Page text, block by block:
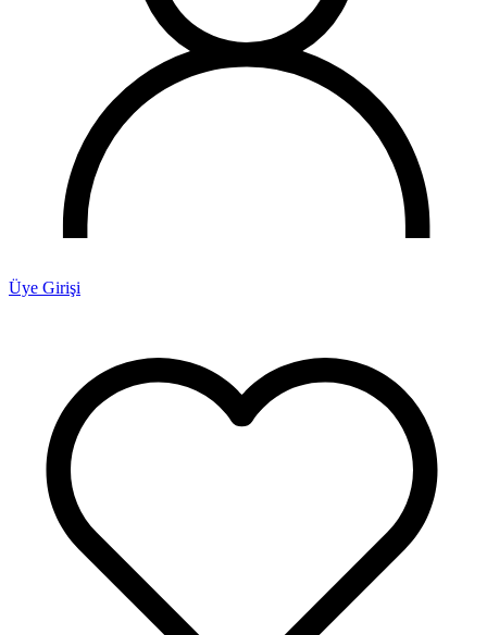
Üye Girişi